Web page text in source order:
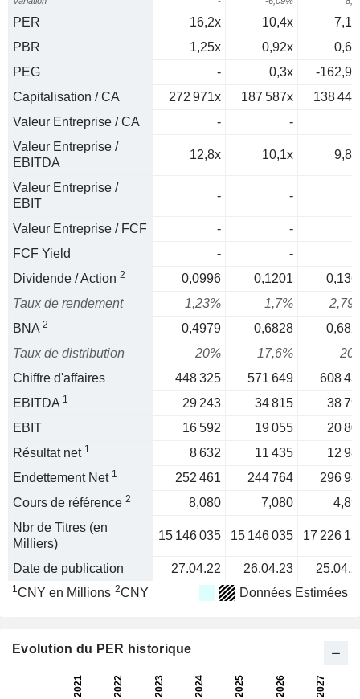
PER 16,2x 10,4x
PBR
1,25x 0,92x
PEG
- 0,3x
-
Capitalisation / CA
272 971x 187 587x
138
Valeur Entreprise / CA
-
-
Valeur Entreprise /
EBITDA
12,8x 10,1x
Valeur Entreprise /
EBIT
- -
Valeur Entreprise / FCF -
-
FCF Yield
-
-
Dividende / Action 2 0,0996 0,1201
Taux de rendement
1,23% 1,7%
BNA 2 0,4979 0,6828
Taux de distribution
20% 17,6%
Chiffre d'affaires
448 325 571 649
608
EBITDA 1 29 243 34 815
38
EBIT
16 592 19 055
20
Résultat net 1 8 632 11 435
12
Endettement Net 1 252 461 244 764
296
Cours de référence 2 8,080 7,080
Nbr de Titres (en
Milliers)
15 146 035 15 146 035 17 226
Date de publication 27.04.22 26.04.23
1CNY en Millions 2CNY Données Estimées
Evolution du PER historique